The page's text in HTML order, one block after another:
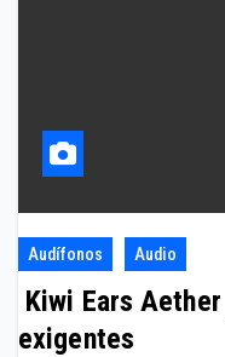
Audífonos Audio
Kiwi Ears
exigentes